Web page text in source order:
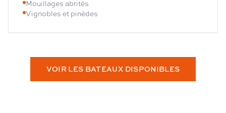
Mouillages abrités
Vignobles et pinèdes
VOIR LES BATEAUX DISPONIBLES